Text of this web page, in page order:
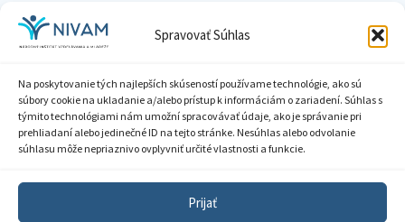
Spravovať Súhlas
Na poskytovanie tých najlepších skúseností používame technológie, ako sú
súbory cookie na ukladanie a/alebo prístup k informáciám o zariadení. Súhlas s
týmito technológiami nám umožní spracovávať údaje, ako je správanie pri
prehliadaní alebo jedinečné ID na tejto stránke. Nesúhlas alebo odvolanie
súhlasu môže nepriaznivo ovplyvniť určité vlastnosti a funkcie.
Prijať
IČO: 00164348
DIČ: 2020798714
Zásady ochrany súkromia
Sprístupnenie informácií